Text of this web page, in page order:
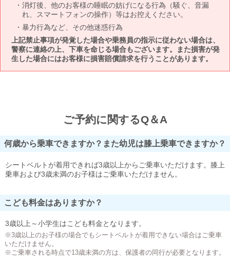
消灯後、他のお客様の睡眠の妨げになる行為（騒ぐ、音漏
れ、スマートフォンの操作）等はお控えください。
暴力行為など、その他迷惑行為
上記禁止事項が発覚した場合や乗務員の指示に従わない場合は、
警察に連絡の上、下車を命じる場合もございます。また損害が発
生した場合にはお客様に損害賠償請求を行うことがあります。
ご予約に関するQ＆A
何歳から乗車できますか？また幼児は膝上乗車できますか？
シートベルトが着用できれば3歳以上からご乗車いただけます。膝上
乗車および3歳未満のお子様はご乗車いただけません。
こども料金はありますか？
3歳以上～小学生はこども料金となります。
※3歳以上のお子様の場合でもシートベルトが着用できない場合はご乗車
いただけません。
※ご乗車される時点で13歳未満の方は、保護者の同行が必要となります。